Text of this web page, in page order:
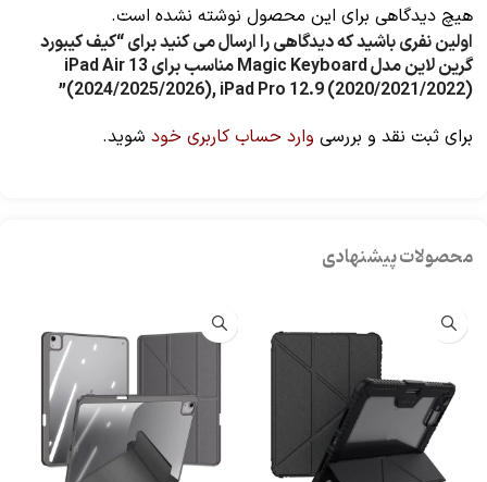
هیچ دیدگاهی برای این محصول نوشته نشده است.
اولین نفری باشید که دیدگاهی را ارسال می کنید برای “کیف کیبورد
گرین لاین مدل Magic Keyboard مناسب برای iPad Air 13
(2024/2025/2026), iPad Pro 12.9 (2020/2021/2022)”
برای ثبت نقد و بررسی وارد حساب کاربری خود شوید.
محصولات پیشنهادی